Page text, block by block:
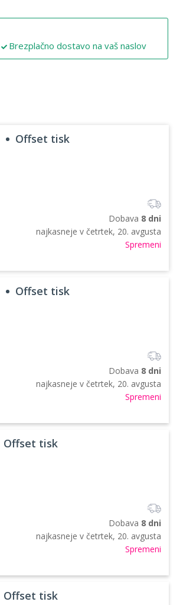
Brezplačno dostavo na vaš naslov
Offset tisk
Dobava 8 dni
najkasneje v četrtek, 20. avgusta
Spremeni
Offset tisk
Dobava 8 dni
najkasneje v četrtek, 20. avgusta
Spremeni
Offset tisk
Dobava 8 dni
najkasneje v četrtek, 20. avgusta
Spremeni
Offset tisk